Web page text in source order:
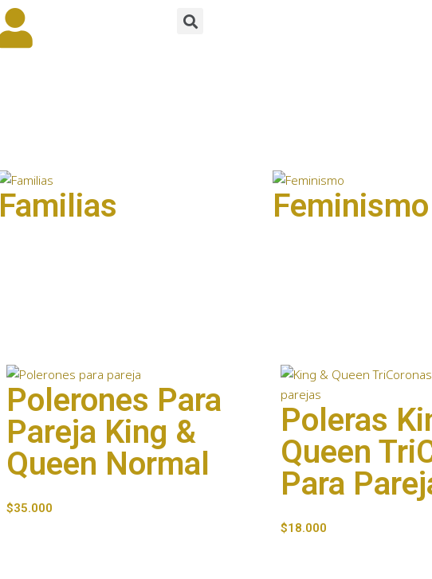
Familias Feminismo
Polerones Para
Pareja King &
Queen Normal
$35.000
Poleras
Queen
Para
$18.000